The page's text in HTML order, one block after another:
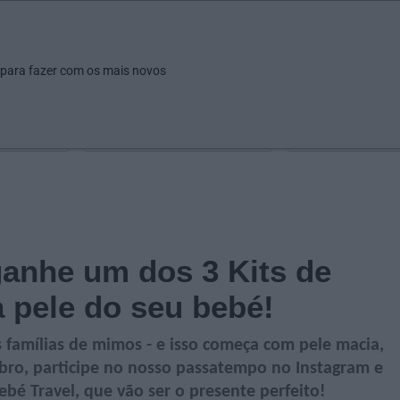
um dos 3 Kits de
do seu bebé!
de mimos - e isso começa com pele macia,
participe no nosso passatempo no Instagram e
Travel, que vão ser o presente perfeito!
fazer com os mais novos